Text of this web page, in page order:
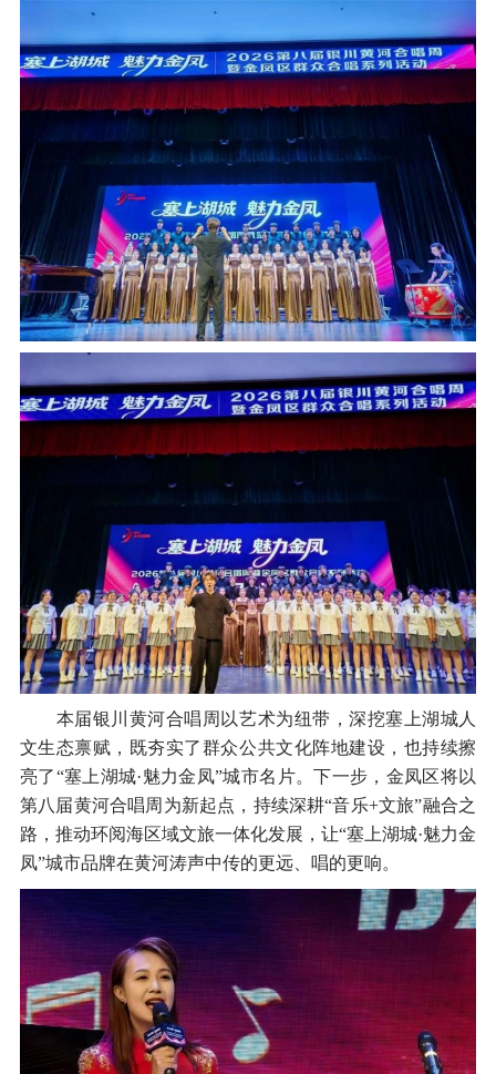
本届银川黄河合唱周以艺术为纽带，深挖塞上湖城人
文生态禀赋，既夯实了群众公共文化阵地建设，也持续擦
亮了“塞上湖城·魅力金凤”城市名片。下一步，金凤区将以
第八届黄河合唱周为新起点，持续深耕“音乐+文旅”融合之
路，推动环阅海区域文旅一体化发展，让“塞上湖城·魅力金
凤”城市品牌在黄河涛声中传的更远、唱的更响。